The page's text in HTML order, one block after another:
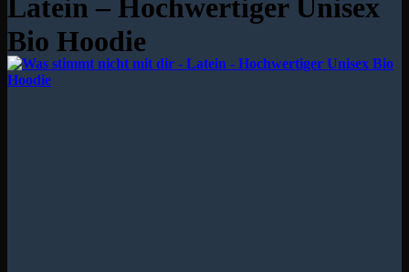
Latein – Hochwertiger Unisex
Bio Hoodie